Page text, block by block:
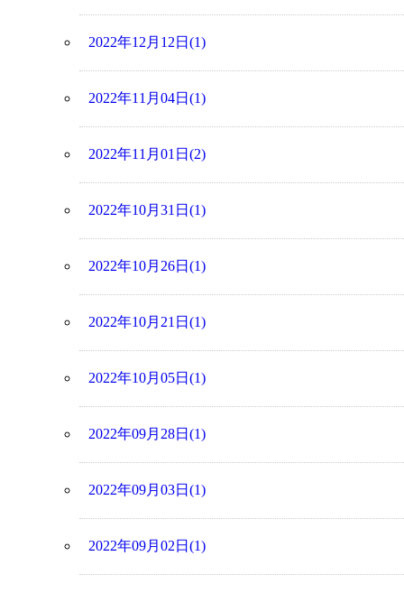
2022年12月12日(1)
2022年11月04日(1)
2022年11月01日(2)
2022年10月31日(1)
2022年10月26日(1)
2022年10月21日(1)
2022年10月05日(1)
2022年09月28日(1)
2022年09月03日(1)
2022年09月02日(1)